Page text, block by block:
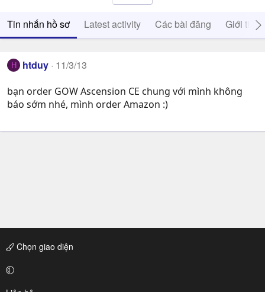
Tin nhắn hồ sơ Latest activity Các bài đăng Giới thiệu
H htduy 11/3/13
bạn order GOW Ascension CE chung với mình không
báo sớm nhé, mình order Amazon :)
Chọn giao diện